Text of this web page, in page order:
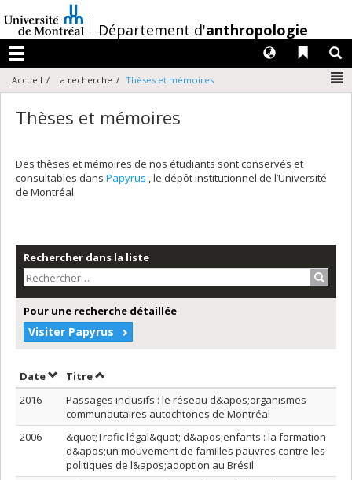
au
contenu
/Département d'anthropologie
Menu
Liens
Langues
Accueil La recherche Thèses et mémoires
Thèses et mémoires
Des thèses et mémoires de nos étudiants sont conservés et
consultables dans Papyrus , le dépôt institutionnel de l’Université
de Montréal.
Rechercher dans la liste
Pour une recherche détaillée
Visiter Papyrus
DateTrier par date en ordre croissant
TitreTrier par titre en ordre croissant
2016
Passages inclusifs : le réseau d&apos;organismes
communautaires autochtones de Montréal
2006
&quot;Trafic légal&quot; d&apos;enfants : la formation
d&apos;un mouvement de familles pauvres contre les
politiques de l&apos;adoption au Brésil